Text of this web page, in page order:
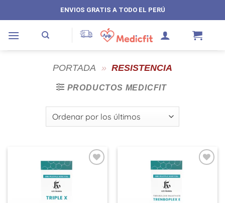
al
contenido
ENVIOS GRATIS A TODO EL PERÚ
PORTADA » RESISTENCIA
PRODUCTOS MEDICFIT